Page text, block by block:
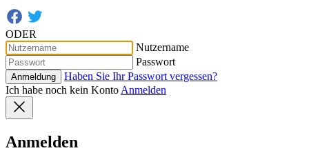
ODER
Nutzername
Passwort
Anmeldung
Haben Sie Ihr Passwort vergessen?
Ich habe noch kein Konto Anmelden
Anmelden